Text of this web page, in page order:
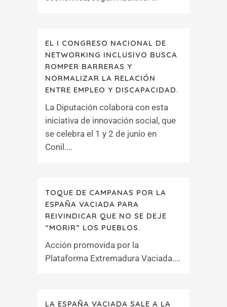
EL I CONGRESO NACIONAL DE
NETWORKING INCLUSIVO BUSCA
ROMPER BARRERAS Y
NORMALIZAR LA RELACIÓN
ENTRE EMPLEO Y DISCAPACIDAD.
La Diputación colabora con esta
iniciativa de innovación social, que
se celebra el 1 y 2 de junio en
Conil....
TOQUE DE CAMPANAS POR LA
ESPAÑA VACIADA PARA
REIVINDICAR QUE NO SE DEJE
“MORIR” LOS PUEBLOS.
Acción promovida por la
Plataforma Extremadura Vaciada....
LA ESPAÑA VACIADA SALE A LA